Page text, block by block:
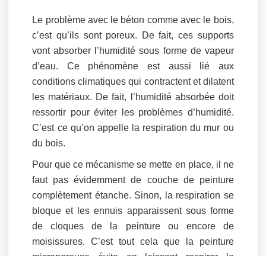
Le problème avec le béton comme avec le bois,
c’est qu’ils sont poreux. De fait, ces supports
vont absorber l’humidité sous forme de vapeur
d’eau. Ce phénomène est aussi lié aux
conditions climatiques qui contractent et dilatent
les matériaux. De fait, l’humidité absorbée doit
ressortir pour éviter les problèmes d’humidité.
C’est ce qu’on appelle la respiration du mur ou
du bois.
Pour que ce mécanisme se mette en place, il ne
faut pas évidemment de couche de peinture
complètement étanche. Sinon, la respiration se
bloque et les ennuis apparaissent sous forme
de cloques de la peinture ou encore de
moisissures. C’est tout cela que la peinture